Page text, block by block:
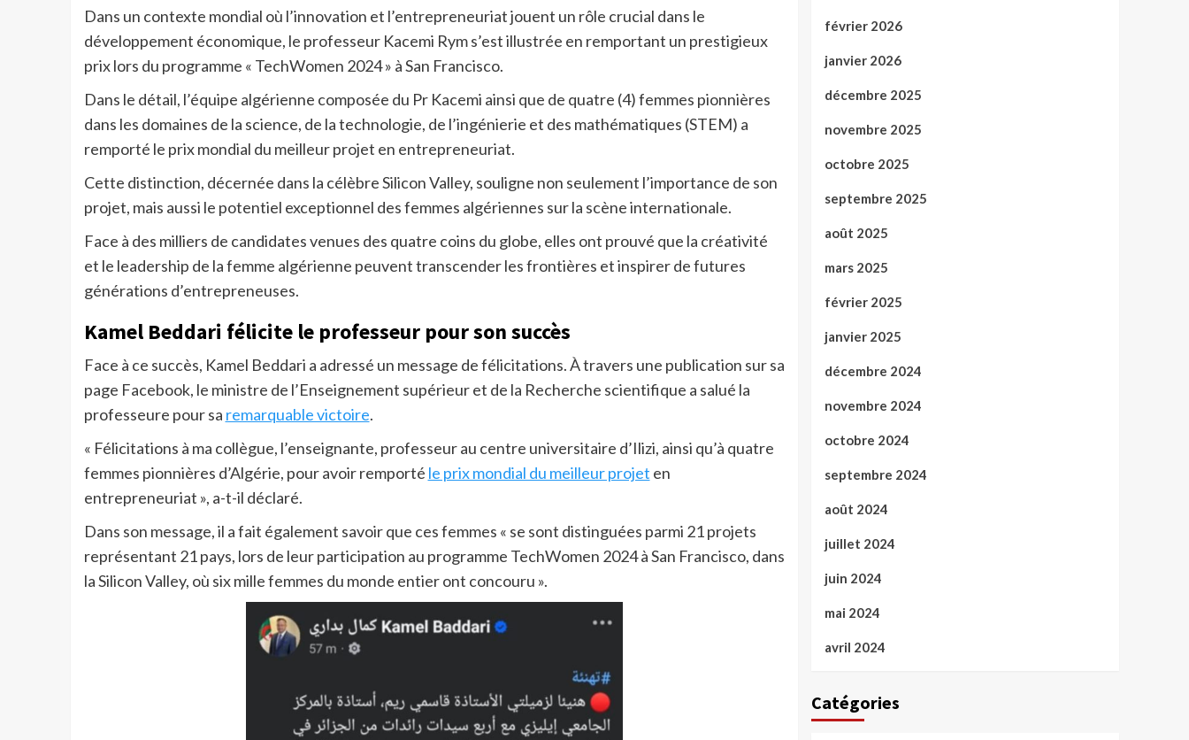
Dans un contexte mondial où l’innovation et l’entrepreneuriat jouent un rôle crucial dans le
développement économique, le professeur Kacemi Rym s’est illustrée en remportant un prestigieux
prix lors du programme « TechWomen 2024 » à San Francisco.
Dans le détail, l’équipe algérienne composée du Pr Kacemi ainsi que de quatre (4) femmes pionnières
dans les domaines de la science, de la technologie, de l’ingénierie et des mathématiques (STEM) a
remporté le prix mondial du meilleur projet en entrepreneuriat.
Cette distinction, décernée dans la célèbre Silicon Valley, souligne non seulement l’importance de son
projet, mais aussi le potentiel exceptionnel des femmes algériennes sur la scène internationale.
Face à des milliers de candidates venues des quatre coins du globe, elles ont prouvé que la créativité
et le leadership de la femme algérienne peuvent transcender les frontières et inspirer de futures
générations d’entrepreneuses.
Kamel Beddari félicite le professeur pour son succès
Face à ce succès, Kamel Beddari a adressé un message de félicitations. À travers une publication sur sa
page Facebook, le ministre de l’Enseignement supérieur et de la Recherche scientifique a salué la
professeure pour sa remarquable victoire.
« Félicitations à ma collègue, l’enseignante, professeur au centre universitaire d’Ilizi, ainsi qu’à quatre
femmes pionnières d’Algérie, pour avoir remporté le prix mondial du meilleur projet en
entrepreneuriat », a-t-il déclaré.
Dans son message, il a fait également savoir que ces femmes « se sont distinguées parmi 21 projets
représentant 21 pays, lors de leur participation au programme TechWomen 2024 à San Francisco, dans
la Silicon Valley, où six mille femmes du monde entier ont concouru ».
février 2026
janvier 2026
décembre 2025
novembre 2025
octobre 2025
septembre 2025
août 2025
mars 2025
février 2025
janvier 2025
décembre 2024
novembre 2024
octobre 2024
septembre 2024
août 2024
juillet 2024
juin 2024
mai 2024
avril 2024
Catégories